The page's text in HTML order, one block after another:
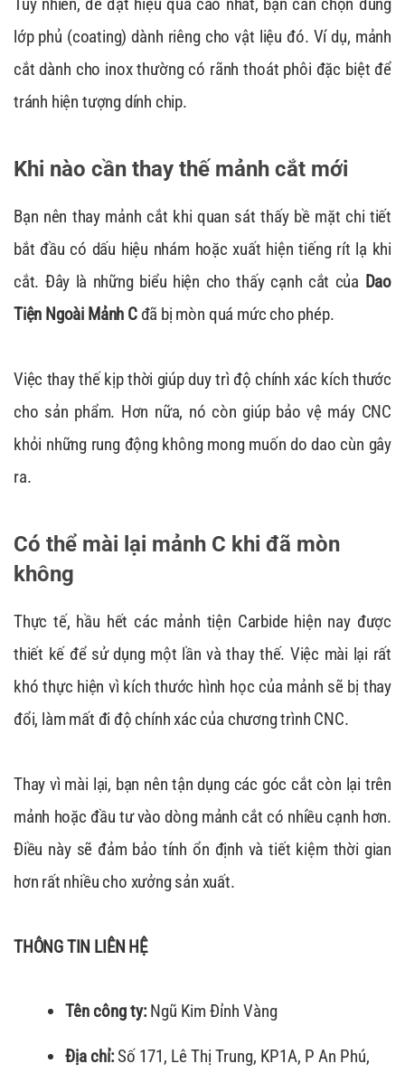
Tuy nhiên, để đạt hiệu quả cao nhất, bạn cần chọn đúng
lớp phủ (coating) dành riêng cho vật liệu đó. Ví dụ, mảnh
cắt dành cho inox thường có rãnh thoát phôi đặc biệt để
tránh hiện tượng dính chip.
Khi nào cần thay thế mảnh cắt mới
Bạn nên thay mảnh cắt khi quan sát thấy bề mặt chi tiết
bắt đầu có dấu hiệu nhám hoặc xuất hiện tiếng rít lạ khi
cắt. Đây là những biểu hiện cho thấy cạnh cắt của Dao
Tiện Ngoài Mảnh Cđã bị mòn quá mức cho phép.
Việc thay thế kịp thời giúp duy trì độ chính xác kích thước
cho sản phẩm. Hơn nữa, nó còn giúp bảo vệ máy CNC
khỏi những rung động không mong muốn do dao cùn gây
ra.
Có thể mài lại mảnh C khi đã mòn
không
Thực tế, hầu hết các mảnh tiện Carbide hiện nay được
thiết kế để sử dụng một lần và thay thế. Việc mài lại rất
khó thực hiện vì kích thước hình học của mảnh sẽ bị thay
đổi, làm mất đi độ chính xác của chương trình CNC.
Thay vì mài lại, bạn nên tận dụng các góc cắt còn lại trên
mảnh hoặc đầu tư vào dòng mảnh cắt có nhiều cạnh hơn.
Điều này sẽ đảm bảo tính ổn định và tiết kiệm thời gian
hơn rất nhiều cho xưởng sản xuất.
THÔNG TIN LIÊN HỆ
Tên công ty:Ngũ Kim Đỉnh Vàng
Địa chỉ:Số 171, Lê Thị Trung, KP1A, P An Phú,